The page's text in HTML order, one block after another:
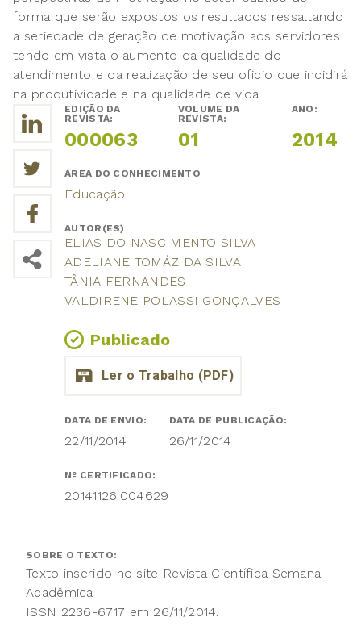
forma que serão expostos os resultados ressaltando
a seriedade de geração de motivação aos servidores
tendo em vista o aumento da qualidade do
atendimento e da realização de seu oficio que incidirá
na produtividade e na qualidade de vida.
EDIÇÃO DA
REVISTA:
000063
VOLUME DA
REVISTA:
01
ANO:
2014
ÁREA DO CONHECIMENTO
Educação
AUTOR(ES)
ELIAS DO NASCIMENTO SILVA
ADELIANE TOMÁZ DA SILVA
TÂNIA FERNANDES
VALDIRENE POLASSI GONÇALVES
Publicado
DATA DE ENVIO:
22/11/2014
DATA DE PUBLICAÇÃO:
26/11/2014
Nº CERTIFICADO:
20141126.004629
SOBRE O TEXTO:
Texto inserido no site Revista Científica Semana
Acadêmica
ISSN 2236-6717 em 26/11/2014.